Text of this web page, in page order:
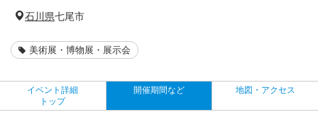
石川県七尾市
美術展・博物展・展示会
イベント詳細
トップ
開催期間など 地図・アクセス